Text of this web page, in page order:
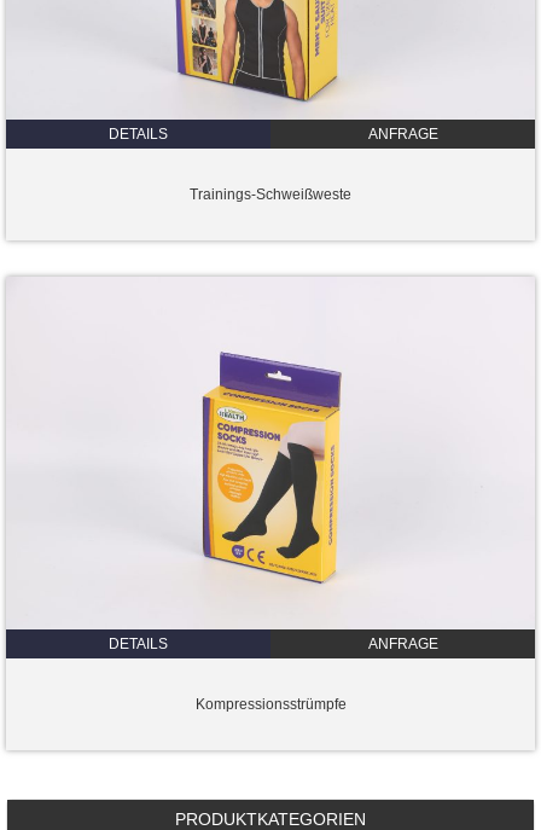
DETAILS ANFRAGE
Trainings-Schweißweste
DETAILS ANFRAGE
Kompressionsstrümpfe
PRODUKTKATEGORIEN